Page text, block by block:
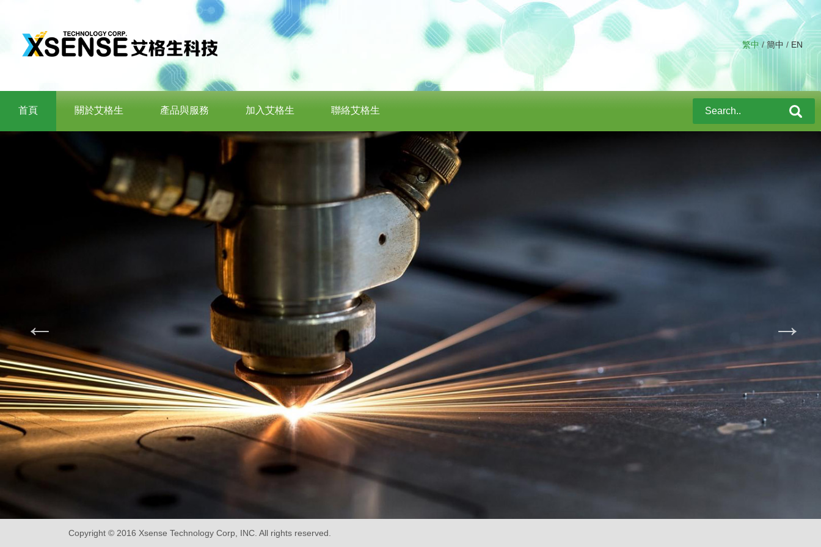
繁中 /簡中 / EN
首頁 關於艾格生 產品與服務 加入艾格生 聯絡艾格生
Copyright © 2016 Xsense Technology Corp, INC. All rights reserved.